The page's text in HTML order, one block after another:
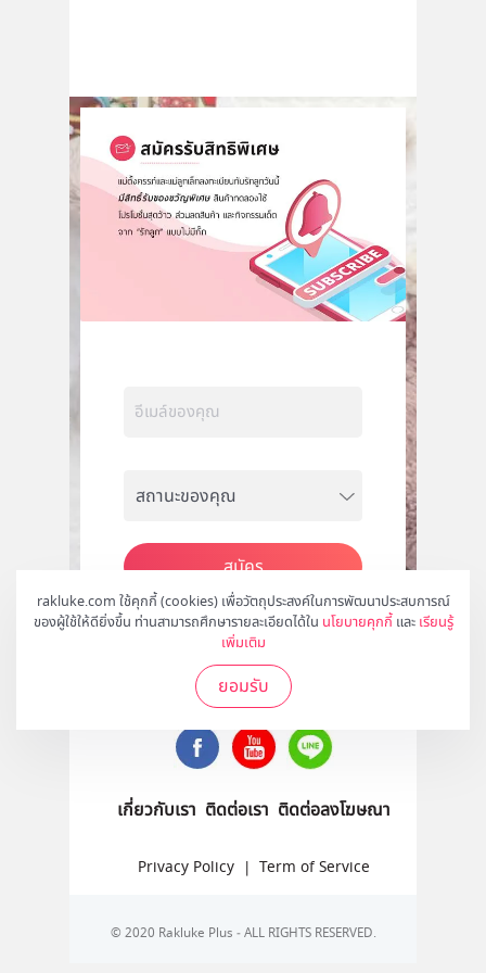
rakluke.com ใช้คุกกี้ (cookies) เพื่อวัตถุประสงค์ในการพัฒนาประสบการณ์
ของผู้ใช้ให้ดียิ่งขึ้น ท่านสามารถศึกษารายละเอียดได้ใน นโยบายคุกกี้ และ เรียนรู้
เพิ่มเติม
ยอมรับ
สมัคร
ติดตามเราได้ที่
เกี่ยวกับเรา ติดต่อเรา ติดต่อลงโฆษณา
Privacy Policy | Term of Service
© 2020 Rakluke Plus - ALL RIGHTS RESERVED.